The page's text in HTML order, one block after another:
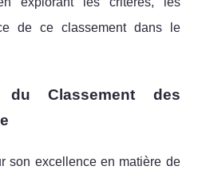
de ce classement dans le
du Classement des
son excellence en matière de